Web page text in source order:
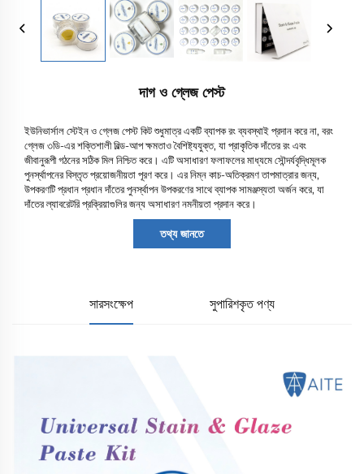
দাগ ও গ্লেজ পেস্ট
ইউনিভার্সাল স্টেইন ও গ্লেজ পেস্ট কিট শুধুমাত্র একটি ব্যাপক রং ব্যবস্থাই প্রদান করে না, বরং
গ্লেজ ৩ডি-এর শক্তিশালী বিল্ড-আপ ক্ষমতাও বৈশিষ্ট্যযুক্ত, যা প্রাকৃতিক দাঁতের রং এবং
জীবানুরূপী গঠনের সঠিক মিল নিশ্চিত করে। এটি অসাধারণ ফলাফলের মাধ্যমে সৌন্দর্যবৃদ্ধিমূলক
পুনর্স্থাপনের বিস্তৃত প্রয়োজনীয়তা পূরণ করে। এর নিম্ন কাচ-অতিক্রমণ তাপমাত্রার জন্য,
উপকরণটি প্রধান প্রধান দাঁতের পুনর্স্থাপন উপকরণের সাথে ব্যাপক সামঞ্জস্যতা অর্জন করে, যা
দাঁতের ল্যাবরেটরি প্রক্রিয়াগুলির জন্য অসাধারণ নমনীয়তা প্রদান করে।
তথ্য জানতে
সারসংক্ষেপ সুপারিশকৃত পণ্য